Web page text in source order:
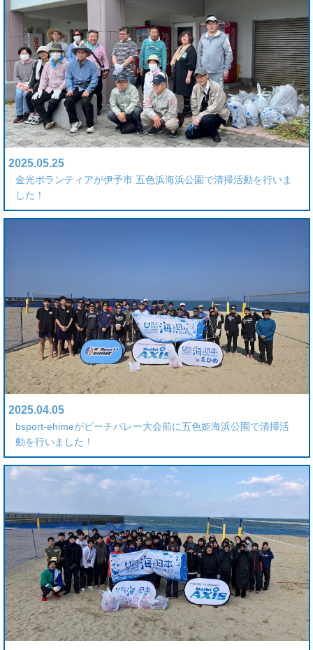
2025.05.25
金光ボランティアが伊予市 五色浜海浜公園で清掃活動を行いま
した！
2025.04.05
bsport-ehimeがビーチバレー大会前に五色姫海浜公園で清掃活
動を行いました！